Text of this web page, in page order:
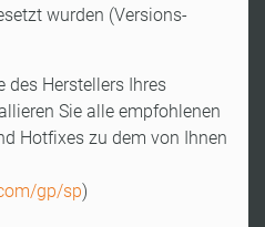
wurden (Versions-
des Herstellers Ihres
Sie alle empfohlenen
Hotfixes zu dem von Ihnen
gp/sp)